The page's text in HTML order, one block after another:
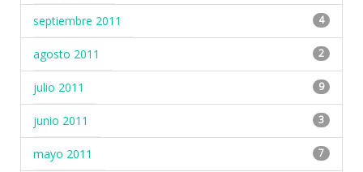
septiembre 2011 4
agosto 2011 2
julio 2011 9
junio 2011 3
mayo 2011 7